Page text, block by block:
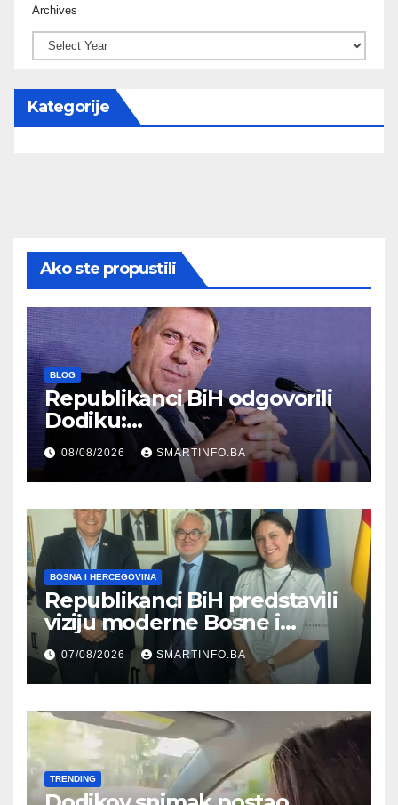
Archives
Kategorije
Ako ste propustili
BLOG
Republikanci BiH odgovorili
Dodiku:
Bosanskohercegovačka
kultura postoji i pripada svim
građanima
08/08/2026 SMARTINFO.BA
BOSNA I HERCEGOVINA
Republikanci BiH predstavili
viziju moderne Bosne i
Hercegovine ambasadoru
Njemačke
07/08/2026 SMARTINFO.BA
TRENDING